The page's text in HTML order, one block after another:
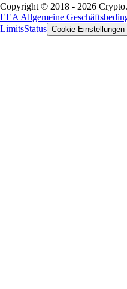
Copyright © 2018 - 2026
EEA Allgemeine
LimitsStatus Cookie-Einstellungen